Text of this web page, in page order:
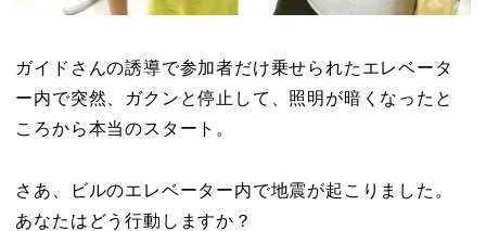
ガイドさんの誘導で参加者だけ乗せられたエレベータ
ー内で突然、ガクンと停止して、照明が暗くなったと
ころから本当のスタート。
さあ、ビルのエレベーター内で地震が起こりました。
あなたはどう行動しますか？